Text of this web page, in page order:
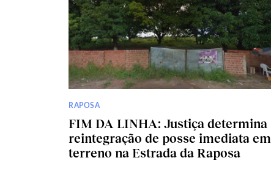
RAPOSA
FIM DA LINHA: Justiça determina
reintegração de posse imediata em
terreno na Estrada da Raposa